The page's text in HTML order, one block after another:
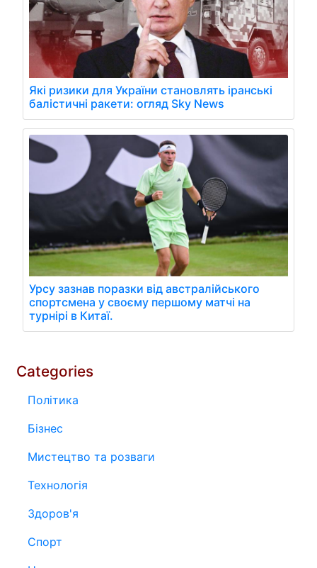
Які ризики для України становлять іранські
балістичні ракети: огляд Sky News
Урсу зазнав поразки від австралійського
спортсмена у своєму першому матчі на
турнірі в Китаї.
Categories
Політика
Бізнес
Мистецтво та розваги
Технологія
Здоров'я
Спорт